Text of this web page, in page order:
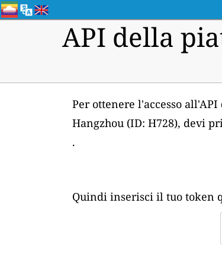
API della
Per ottenere l'accesso
Hangzhou (ID: H728), devi
.
Quindi inserisci il tuo token